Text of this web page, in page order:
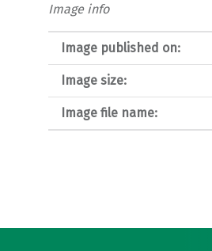
Image info
Image published on:
Image size:
Image file name: